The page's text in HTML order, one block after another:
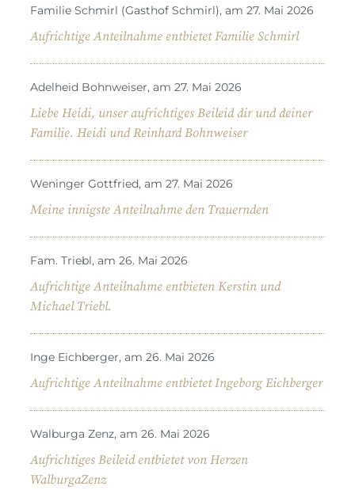
Familie Schmirl (Gasthof Schmirl), am 27. Mai 2026
Aufrichtige Anteilnahme entbietet Familie Schmirl
Adelheid Bohnweiser, am 27. Mai 2026
Liebe Heidi, unser aufrichtiges Beileid dir und deiner
Familie. Heidi und Reinhard Bohnweiser
Weninger Gottfried, am 27. Mai 2026
Meine innigste Anteilnahme den Trauernden
Fam. Triebl, am 26. Mai 2026
Aufrichtige Anteilnahme entbieten Kerstin und
Michael Triebl.
Inge Eichberger, am 26. Mai 2026
Aufrichtige Anteilnahme entbietet Ingeborg Eichberger
Walburga Zenz, am 26. Mai 2026
Aufrichtiges Beileid entbietet von Herzen
WalburgaZenz